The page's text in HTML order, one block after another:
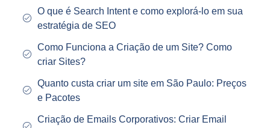
O que é Search Intent e como explorá-lo em sua
estratégia de SEO
Como Funciona a Criação de um Site? Como
criar Sites?
Quanto custa criar um site em São Paulo: Preços
e Pacotes
Criação de Emails Corporativos: Criar Email